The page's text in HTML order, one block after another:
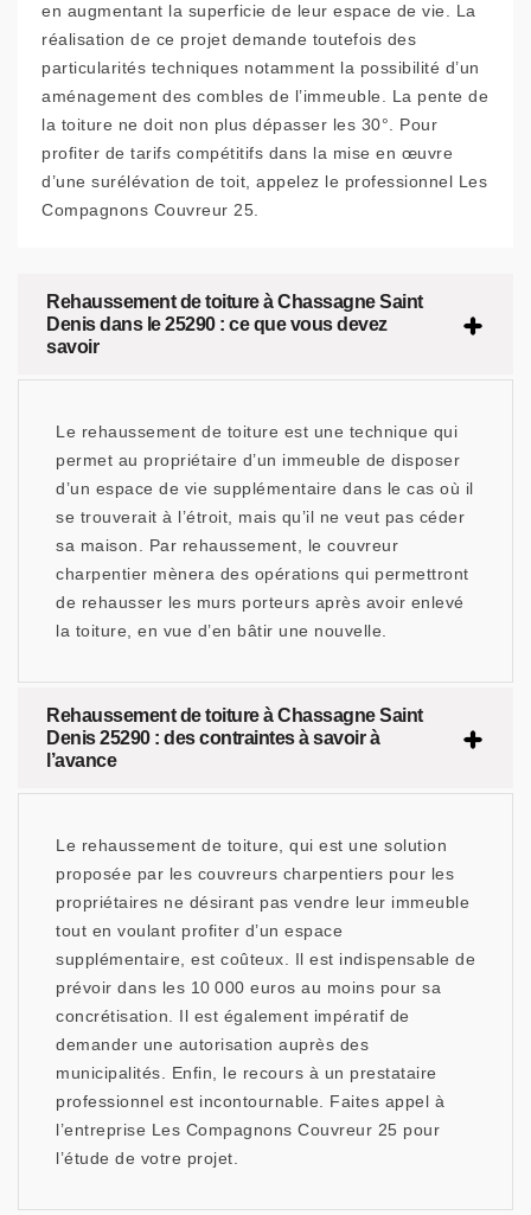
en augmentant la superficie de leur espace de vie. La
réalisation de ce projet demande toutefois des
particularités techniques notamment la possibilité d’un
aménagement des combles de l’immeuble. La pente de
la toiture ne doit non plus dépasser les 30°. Pour
profiter de tarifs compétitifs dans la mise en œuvre
d’une surélévation de toit, appelez le professionnel Les
Compagnons Couvreur 25.
Rehaussement de toiture à Chassagne Saint
Denis dans le 25290 : ce que vous devez
savoir
Le rehaussement de toiture est une technique qui
permet au propriétaire d’un immeuble de disposer
d’un espace de vie supplémentaire dans le cas où il
se trouverait à l’étroit, mais qu’il ne veut pas céder
sa maison. Par rehaussement, le couvreur
charpentier mènera des opérations qui permettront
de rehausser les murs porteurs après avoir enlevé
la toiture, en vue d’en bâtir une nouvelle.
Rehaussement de toiture à Chassagne Saint
Denis 25290 : des contraintes à savoir à
l’avance
Le rehaussement de toiture, qui est une solution
proposée par les couvreurs charpentiers pour les
propriétaires ne désirant pas vendre leur immeuble
tout en voulant profiter d’un espace
supplémentaire, est coûteux. Il est indispensable de
prévoir dans les 10 000 euros au moins pour sa
concrétisation. Il est également impératif de
demander une autorisation auprès des
municipalités. Enfin, le recours à un prestataire
professionnel est incontournable. Faites appel à
l’entreprise Les Compagnons Couvreur 25 pour
l’étude de votre projet.